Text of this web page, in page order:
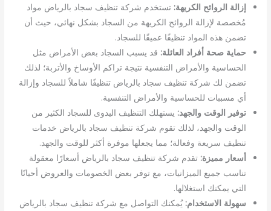
إزالة الروائح الكريهة:تستخدم شركة تنظيف سجاد بالرياض مواد
مُخصصة لإزالة الروائح الكريهة من السجاد بشكل نهائي، حيث أن
تضمن هذه المواد تنظيفًا عميقًا للسجاد.
حماية صحة أفراد العائلة: قد يسبب السجاد بعض الأمراض مثل
الحساسية والأمراض التنفسية نتيجة تراكم الأوساخ والأتربة؛ لذلك
تضمن لك شركة تنظيف سجاد بالرياض تنظيفًا شاملاً للسجاد وإزالة
أي مسببات للحساسية والأمراض التنفسية.
توفير الوقت والجهد: يستهلك التنظيف اليدوى للسجاد الكثير من
الوقت والجهد، لذلك تقوم شركة تنظيف سجاد بالرياض خدمات
تنظيف سريعة وفعالة؛ مما يجعلها موفرة أكثر للوقت والجهد.
أسعار مميزة: تقدم شركة تنظيف سجاد بالرياض أسعارًا معقولة
تناسب جميع الميزانيات، مع توفر بعض الخصومات والعروض أحيانًا
التي يمكنك استغلالها.
سهولة الاستخدام:يُمكنك التواصل مع شركة تنظيف سجاد بالرياض